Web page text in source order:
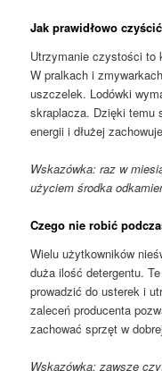
Jak prawidłowo
Utrzymanie czystości to
W pralkach i
uszczelek. Lodówki
skraplacza. Dzięki temu
energii i dłużej
Wskazówka: raz w
użyciem środka
Czego nie robić
Wielu użytkowników
duża ilość detergentu.
prowadzić do usterek i
zaleceń producenta
zachować sprzęt w
Wskazówka: zawsze